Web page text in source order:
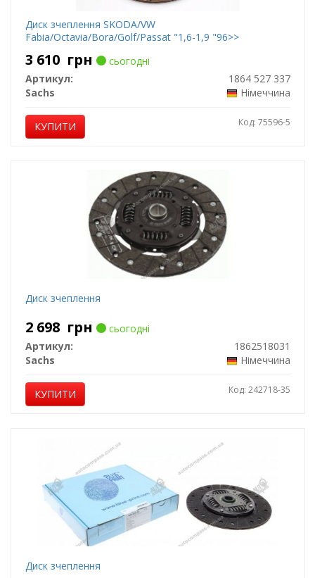
Диск зчеплення SKODA/VW
Fabia/Octavia/Bora/Golf/Passat "1,6-1,9 "96>>
3 610 грн
сьогодні
Артикул:
1864 527 337
Sachs
Німеччина
КУПИТИ Код: 75596-5
Диск зчеплення
2 698 грн
сьогодні
Артикул:
1862518031
Sachs
Німеччина
КУПИТИ Код: 242718-35
Диск зчеплення